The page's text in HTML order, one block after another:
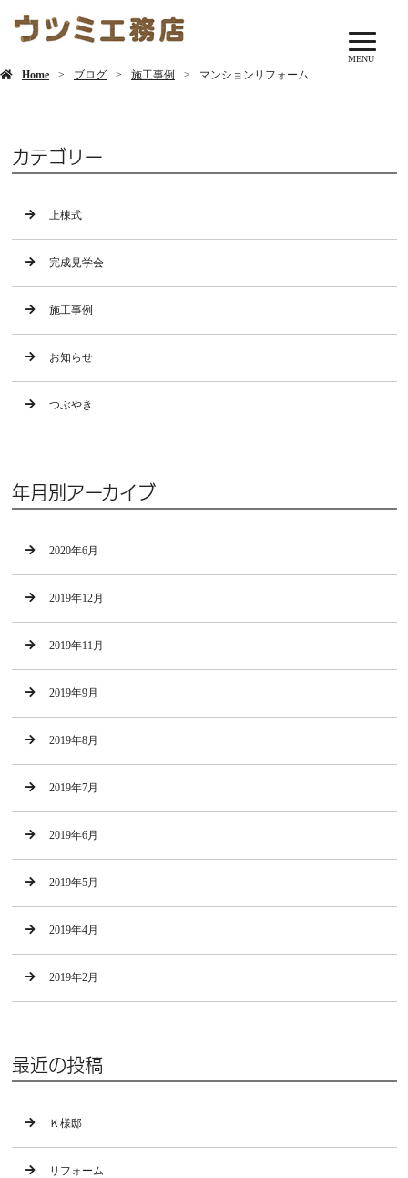
MENU
Home ブログ 施工事例 マンションリフォーム
カテゴリー
上棟式
完成見学会
施工事例
お知らせ
つぶやき
年月別アーカイブ
2020年6月
2019年12月
2019年11月
2019年9月
2019年8月
2019年7月
2019年6月
2019年5月
2019年4月
2019年2月
最近の投稿
Ｋ様邸
リフォーム